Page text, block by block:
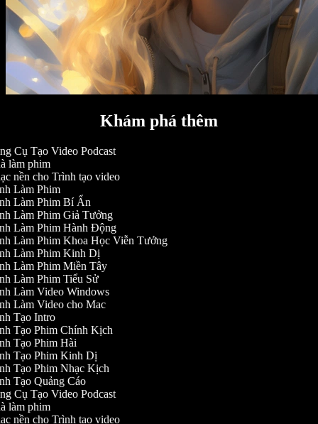
Khám phá thêm
Cụ Tạo Video Podcast
làm phim
nền cho Trình tạo video
Làm Phim
Làm Phim Bí Ẩn
Làm Phim Giả Tưởng
Làm Phim Hành Động
Làm Phim Khoa Học Viễn Tưởng
Làm Phim Kinh Dị
Làm Phim Miền Tây
Làm Phim Tiểu Sử
Làm Video Windows
Làm Video cho Mac
Tạo Intro
Tạo Phim Chính Kịch
Tạo Phim Hài
Tạo Phim Kinh Dị
Tạo Phim Nhạc Kịch
Tạo Quảng Cáo
Cụ Tạo Video Podcast
làm phim
nền cho Trình tạo video